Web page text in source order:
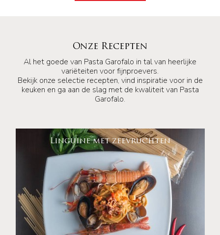
Onze Recepten
Al het goede van Pasta Garofalo in tal van heerlijke
variëteiten voor fijnproevers.
Bekijk onze selectie recepten, vind inspiratie voor in de
keuken en ga aan de slag met de kwaliteit van Pasta
Garofalo.
Linguine met zeevruchten